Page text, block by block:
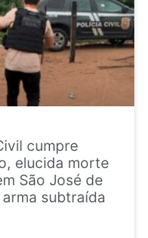
cumpre
elucida morte
São José de
subtraída